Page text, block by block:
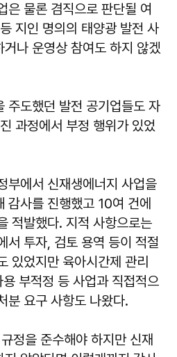
은 물론 겸직으로 판단될 여
지인 명의의 태양광 발전 사
나 운영상 참여도 하지 않겠
주도했던 발전 공기업들도 자
과정에서 부정 행위가 있었
부에서 신재생에너지 사업을
감사를 진행했고 10여 건에
적발했다. 지적 사항으로는
서 투자, 검토 용역 등이 적절
있었지만 육아시간제 관리
부적정 등 사업과 직접적으
분 요구 사항도 나왔다.
정을 준수해야 하지만 신재